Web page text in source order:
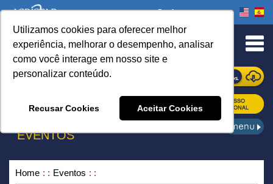
Utilizamos cookies para oferecer melhor
experiência, melhorar o desempenho, analisar
como você interage em nosso site e
personalizar conteúdo.
Recusar Cookies Aceitar Cookies
to Content
Onde comprar
ONDE COMPRAR
EVENTOS
Home Eventos